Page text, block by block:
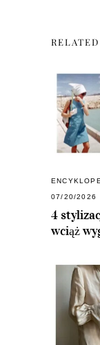
07/20/2026
4
wciąż